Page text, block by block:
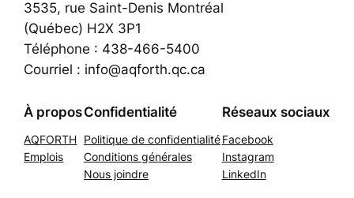
3535, rue Saint-Denis Montréal
(Québec) H2X 3P1
Téléphone : 438-466-5400
Courriel : info@aqforth.qc.ca
À propos
AQFORTH
Emplois
Confidentialité
Politique de confidentialité
Conditions générales
Nous joindre
Réseaux sociaux
Facebook
Instagram
LinkedIn